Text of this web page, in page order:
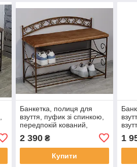
Банкетка, полиця для
взуття, пуфик зі спинкою,
передпокій кований,
сидінням АЖУР
2 390₴
Купити
1